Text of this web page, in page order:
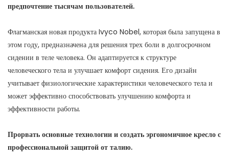
предпочтение тысячам пользователей.
Флагманская новая продукта Ivyco Nobel, которая была запущена в
этом году, предназначена для решения трех боли в долгосрочном
сидении в теле человека. Он адаптируется к структуре
человеческого тела и улучшает комфорт сидения. Его дизайн
учитывает физиологические характеристики человеческого тела и
может эффективно способствовать улучшению комфорта и
эффективности работы.
Прорвать основные технологии и создать эргономичное кресло с
профессиональной защитой от талию.